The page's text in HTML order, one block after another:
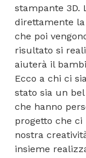
stampante 3D.
direttamente
che poi
risultato si
aiuterà il
Ecco a chi ci
stato sia un
che hanno
progetto che ci
nostra
insieme